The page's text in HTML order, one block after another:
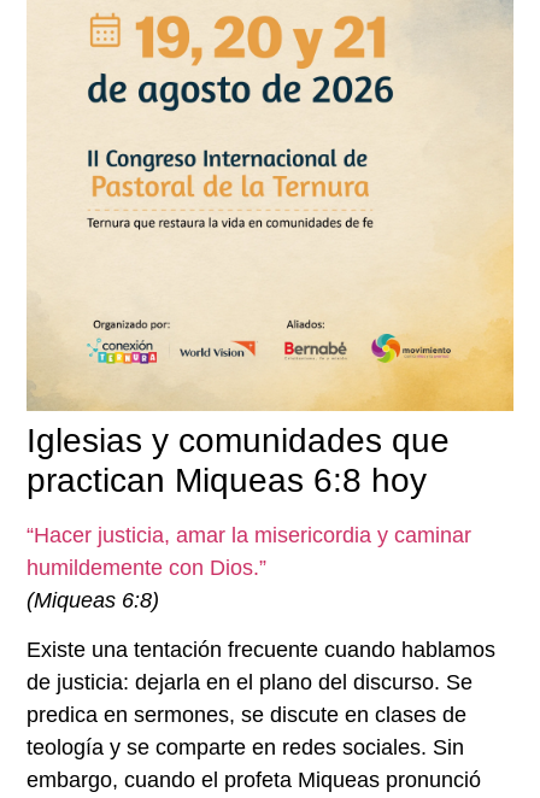
Iglesias y comunidades que
practican Miqueas 6:8 hoy
“Hacer justicia, amar la misericordia y caminar
humildemente con Dios.”
(Miqueas 6:8)
Existe una tentación frecuente cuando hablamos
de justicia: dejarla en el plano del discurso. Se
predica en sermones, se discute en clases de
teología y se comparte en redes sociales. Sin
embargo, cuando el profeta Miqueas pronunció